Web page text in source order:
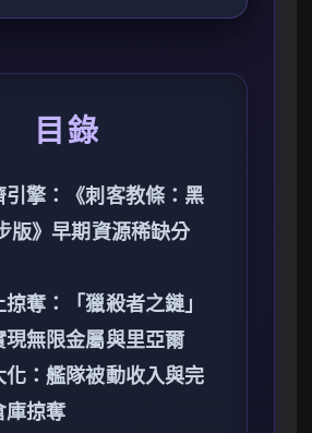
目錄
引擎：《刺客教條：黑
版》早期資源稀缺分
奪：「獵殺者之鏈」
現無限金屬與里亞爾
化：艦隊被動收入與完
庫掠奪